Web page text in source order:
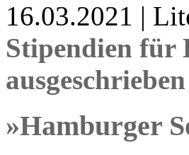
16.03.2021 |
Stipendien für
ausgeschrieben
»Hamburger